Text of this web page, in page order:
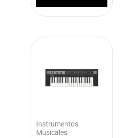
Instrumentos
Musicales